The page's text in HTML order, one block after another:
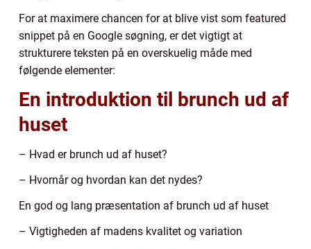
For at maximere chancen for at blive vist som featured
snippet på en Google søgning, er det vigtigt at
strukturere teksten på en overskuelig måde med
følgende elementer:
En introduktion til brunch ud af
huset
– Hvad er brunch ud af huset?
– Hvornår og hvordan kan det nydes?
En god og lang præsentation af brunch ud af huset
– Vigtigheden af madens kvalitet og variation